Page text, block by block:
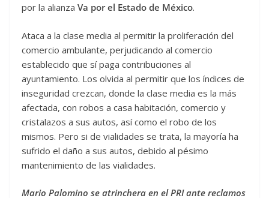
por la alianza Va por el Estado de México.
Ataca a la clase media al permitir la proliferación del
comercio ambulante, perjudicando al comercio
establecido que sí paga contribuciones al
ayuntamiento. Los olvida al permitir que los índices de
inseguridad crezcan, donde la clase media es la más
afectada, con robos a casa habitación, comercio y
cristalazos a sus autos, así como el robo de los
mismos. Pero si de vialidades se trata, la mayoría ha
sufrido el daño a sus autos, debido al pésimo
mantenimiento de las vialidades.
Mario Palomino se atrinchera en el PRI ante reclamos